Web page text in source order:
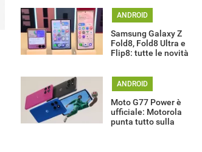
ANDROID
Samsung Galaxy Z
Fold8, Fold8 Ultra e
Flip8: tutte le novità
ANDROID
Moto G77 Power è
ufficiale: Motorola
punta tutto sulla